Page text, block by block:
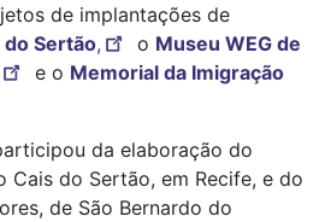
de implantações de
do Sertão, o Museu WEG de
e o Memorial da Imigração
da elaboração do
Cais do Sertão, em Recife, e do
de São Bernardo do